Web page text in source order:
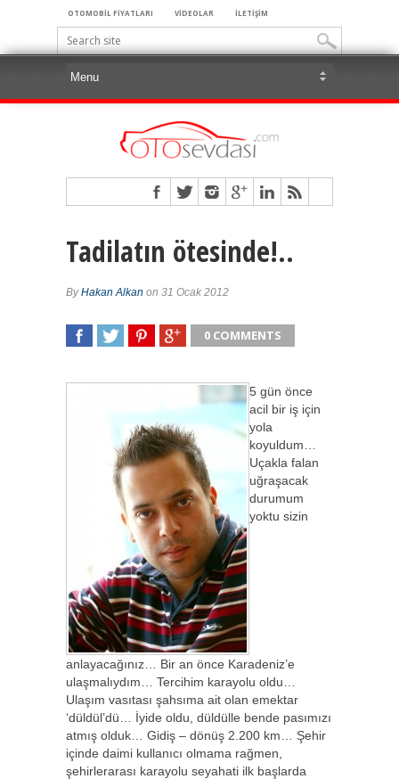
OTOMOBİL FİYATLARI VİDEOLAR İLETİŞİM
Tadilatın ötesinde!..
ByHakan Alkan on 31 Ocak 2012
0 COMMENTS
5 gün önce
acil bir iş için
yola
koyuldum…
Uçakla falan
uğraşacak
durumum
yoktu sizin
anlayacağınız… Bir an önce Karadeniz’e
ulaşmalıydım… Tercihim karayolu oldu…
Ulaşım vasıtası şahsıma ait olan emektar
‘düldül’dü… İyide oldu, düldülle bende pasımızı
atmış olduk… Gidiş – dönüş 2.200 km… Şehir
içinde daimi kullanıcı olmama rağmen,
şehirlerarası karayolu seyahati ilk başlarda